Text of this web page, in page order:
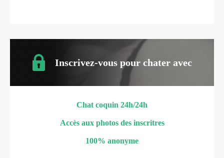
Inscrivez-vous pour chater avec
Chat coquin 24h/24h
Accès aux photos des inscritres
100% anonyme